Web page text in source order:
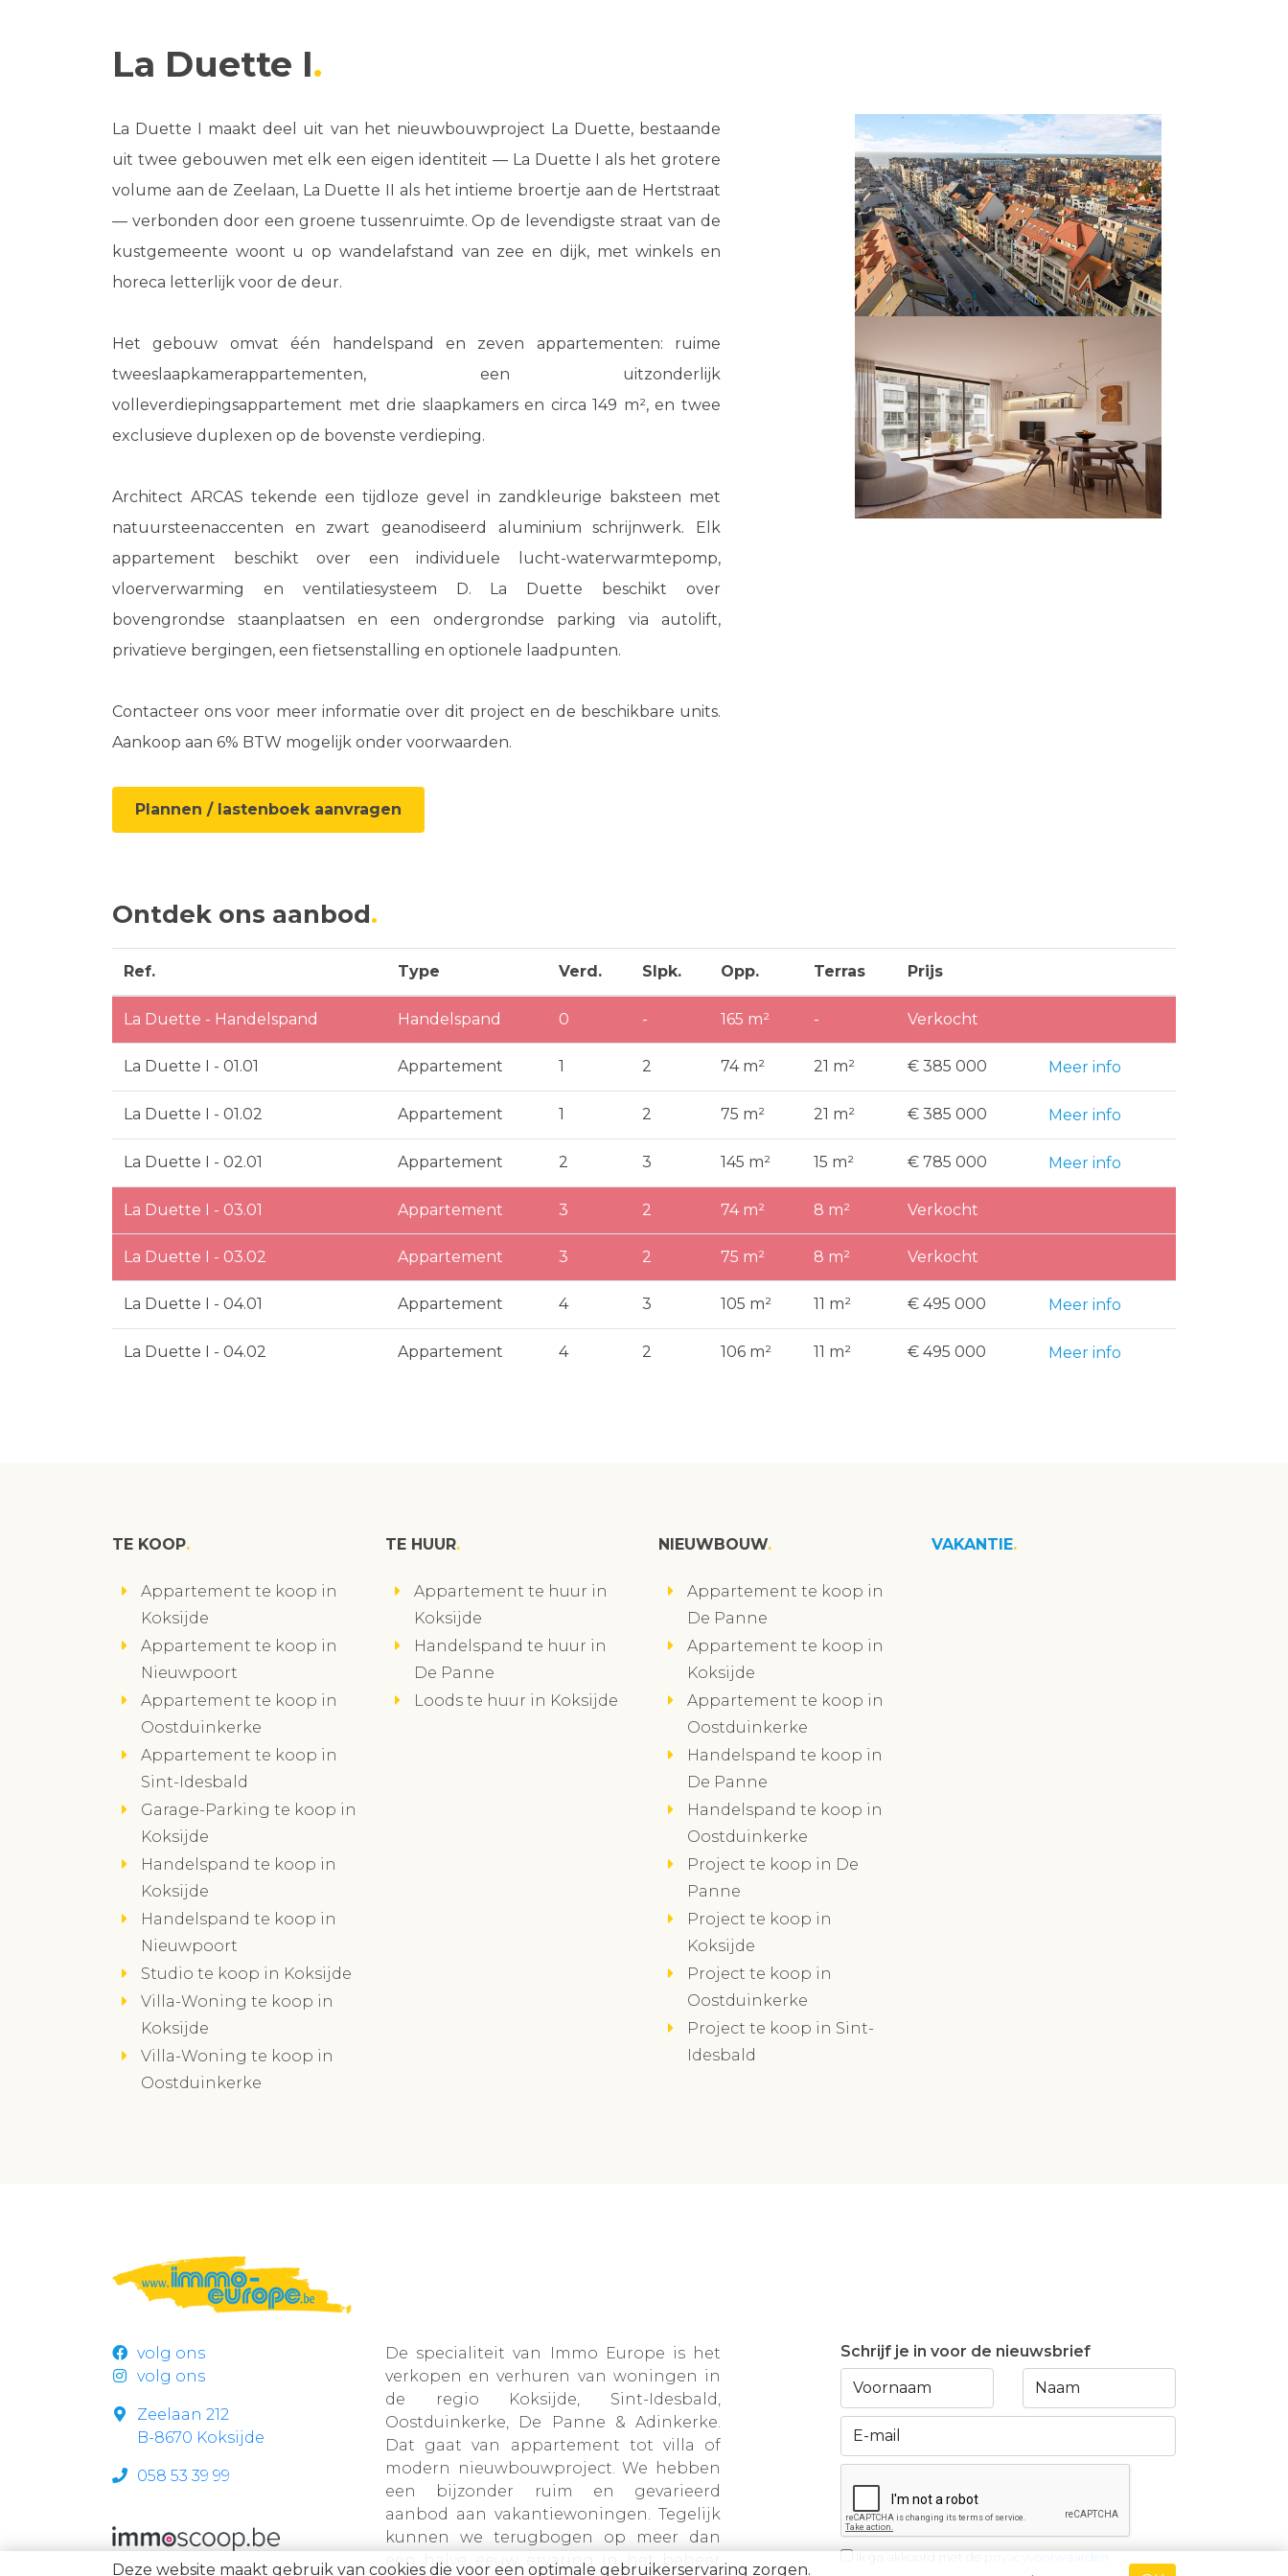
La Duette I
La Duette I maakt deel uit van het nieuwbouwproject La Duette, bestaande
uit twee gebouwen met elk een eigen identiteit — La Duette I als het grotere
volume aan de Zeelaan, La Duette II als het intieme broertje aan de Hertstraat
— verbonden door een groene tussenruimte. Op de levendigste straat van de
kustgemeente woont u op wandelafstand van zee en dijk, met winkels en
horeca letterlijk voor de deur.
Het gebouw omvat één handelspand en zeven appartementen: ruime
tweeslaapkamerappartementen, een uitzonderlijk
volleverdiepingsappartement met drie slaapkamers en circa 149 m², en twee
exclusieve duplexen op de bovenste verdieping.
Architect ARCAS tekende een tijdloze gevel in zandkleurige baksteen met
natuursteenaccenten en zwart geanodiseerd aluminium schrijnwerk. Elk
appartement beschikt over een individuele lucht-waterwarmtepomp,
vloerverwarming en ventilatiesysteem D. La Duette beschikt over
bovengrondse staanplaatsen en een ondergrondse parking via autolift,
privatieve bergingen, een fietsenstalling en optionele laadpunten.
Contacteer ons voor meer informatie over dit project en de beschikbare units.
Aankoop aan 6% BTW mogelijk onder voorwaarden.
Plannen / lastenboek aanvragen
Ontdek ons aanbod
Ref. Type Verd. Slpk. Opp. Terras Prijs
La Duette - Handelspand Handelspand 0 - 165 m² - Verkocht
La Duette I - 01.01 Appartement 1 2 74 m² 21 m² € 385 000 Meer info
La Duette I - 01.02 Appartement 1 2 75 m² 21 m² € 385 000 Meer info
La Duette I - 02.01 Appartement 2 3 145 m² 15 m² € 785 000 Meer info
La Duette I - 03.01 Appartement 3 2 74 m² 8 m² Verkocht
La Duette I - 03.02 Appartement 3 2 75 m² 8 m² Verkocht
La Duette I - 04.01 Appartement 4 3 105 m² 11 m² € 495 000 Meer info
La Duette I - 04.02 Appartement 4 2 106 m² 11 m² € 495 000 Meer info
TE KOOP
Appartement te koop in
Koksijde
Appartement te koop in
Nieuwpoort
Appartement te koop in
Oostduinkerke
Appartement te koop in
Sint-Idesbald
Garage-Parking te koop in
Koksijde
Handelspand te koop in
Koksijde
Handelspand te koop in
Nieuwpoort
Studio te koop in Koksijde
Villa-Woning te koop in
Koksijde
Villa-Woning te koop in
Oostduinkerke
TE HUUR
Appartement te huur in
Koksijde
Handelspand te huur in
De Panne
Loods te huur in Koksijde
NIEUWBOUW
Appartement te koop in
De Panne
Appartement te koop in
Koksijde
Appartement te koop in
Oostduinkerke
Handelspand te koop in
De Panne
Handelspand te koop in
Oostduinkerke
Project te koop in De
Panne
Project te koop in
Koksijde
Project te koop in
Oostduinkerke
Project te koop in Sint-
Idesbald
VAKANTIE
volg ons
volg ons
Zeelaan 212
B-8670 Koksijde
058 53 39 99
De specialiteit van Immo Europe is het
verkopen en verhuren van woningen in
de regio Koksijde, Sint-Idesbald,
Oostduinkerke, De Panne & Adinkerke.
Dat gaat van appartement tot villa of
modern nieuwbouwproject. We hebben
een bijzonder ruim en gevarieerd
aanbod aan vakantiewoningen. Tegelijk
kunnen we terugbogen op meer dan
een halve eeuw ervaring in het beheer
Schrijf je in voor de nieuwsbrief
privacyvoorwaarden
Deze website maakt gebruik van cookies die voor een optimale gebruikerservaring zorgen.